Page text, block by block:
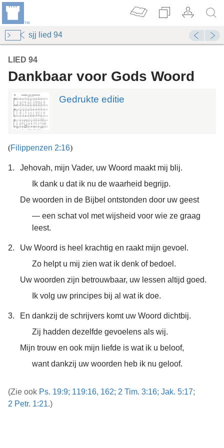
sjj lied 94
LIED 94
Dankbaar voor Gods Woord
Gedrukte editie
(Filippenzen 2:16)
1.
Jehovah, mijn Vader, uw Woord maakt mij blij.
Ik dank u dat ik nu de waarheid begrijp.
De woorden in de Bijbel ontstonden door uw geest
— een schat vol met wijsheid voor wie ze graag
leest.
2.
Uw Woord is heel krachtig en raakt mijn gevoel.
Zo helpt u mij zien wat ik denk of bedoel.
Uw woorden zijn betrouwbaar, uw lessen altijd goed.
Ik volg uw principes bij al wat ik doe.
3.
En dankzij de schrijvers komt uw Woord dichtbij.
Zij hadden dezelfde gevoelens als wij.
Mijn trouw en ook mijn liefde is wat ik u beloof,
want dankzij uw woorden heb ik nu geloof.
(Zie ook Ps. 19:9; 119:16, 162; 2 Tim. 3:16; Jak. 5:17;
2 Petr. 1:21.)